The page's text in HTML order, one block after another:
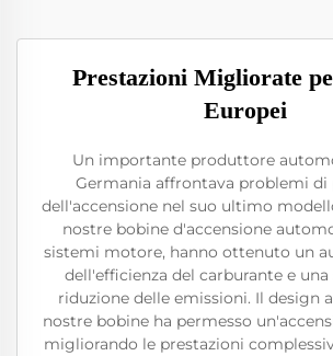
Prestazioni Migliorate
Europei
Un importante produttore
Germania affrontava problemi di
dell'accensione nel suo ultimo
nostre bobine d'accensione
sistemi motore, hanno ottenuto un
dell'efficienza del carburante e
riduzione delle emissioni. Il design
nostre bobine ha permesso
migliorando le prestazioni